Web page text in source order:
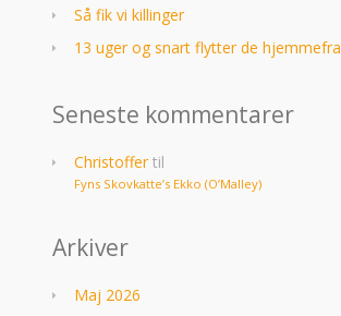
Så fik vi killinger
13 uger og snart flytter de hjemmefra
Seneste kommentarer
Christoffertil
Fyns Skovkatte’s Ekko (O’Malley)
Arkiver
Maj 2026